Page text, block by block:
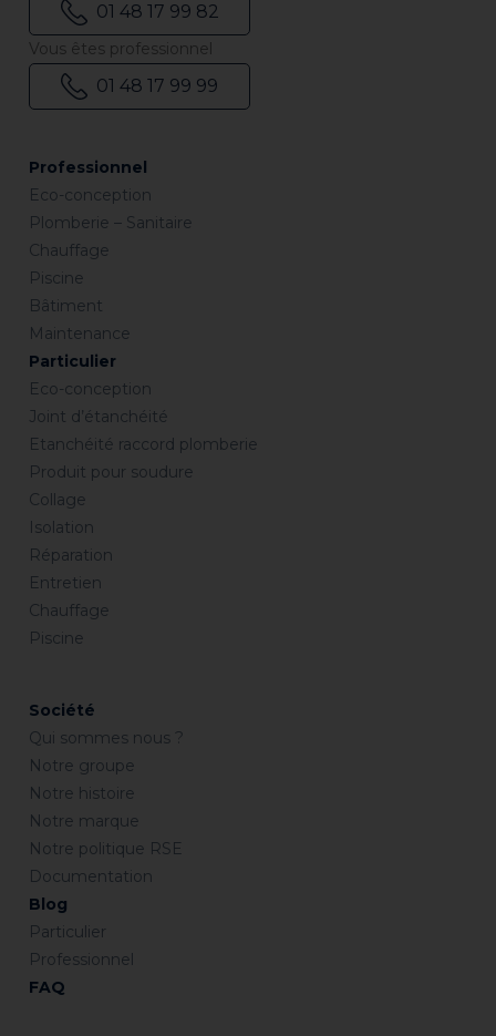
Professionnel
Eco-conception
Plomberie – Sanitaire
Chauffage
Piscine
Bâtiment
Maintenance
Particulier
Eco-conception
Joint d’étanchéité
Etanchéité raccord plomberie
Produit pour soudure
Collage
Isolation
Réparation
Entretien
Chauffage
Piscine
Société
Qui sommes nous ?
Notre groupe
Notre histoire
Notre marque
Notre politique RSE
Documentation
Blog
Particulier
Professionnel
FAQ
01 48 17 99 82
Vous êtes professionnel
01 48 17 99 99